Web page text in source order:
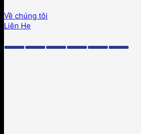
Về chúng tôi
Liên Hẹ